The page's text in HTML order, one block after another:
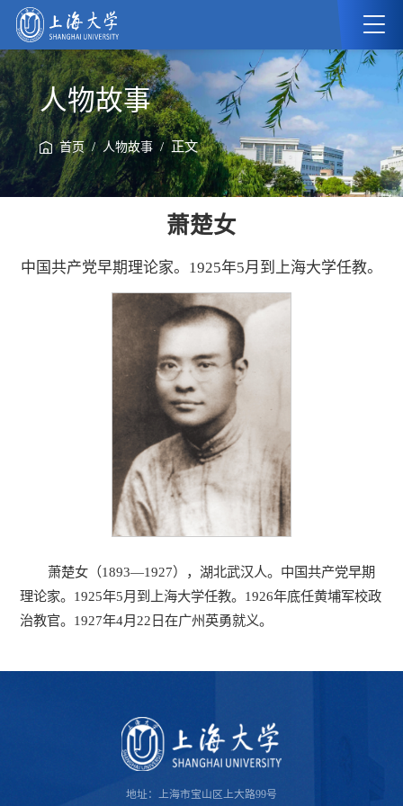
人物故事
首页/人物故事/ 正文
萧楚女
中国共产党早期理论家。1925年5月到上海大学任教。
萧楚女（1893—1927），湖北武汉人。中国共产党早期
理论家。1925年5月到上海大学任教。1926年底任黄埔军校政
治教官。1927年4月22日在广州英勇就义。
地址：上海市宝山区上大路99号